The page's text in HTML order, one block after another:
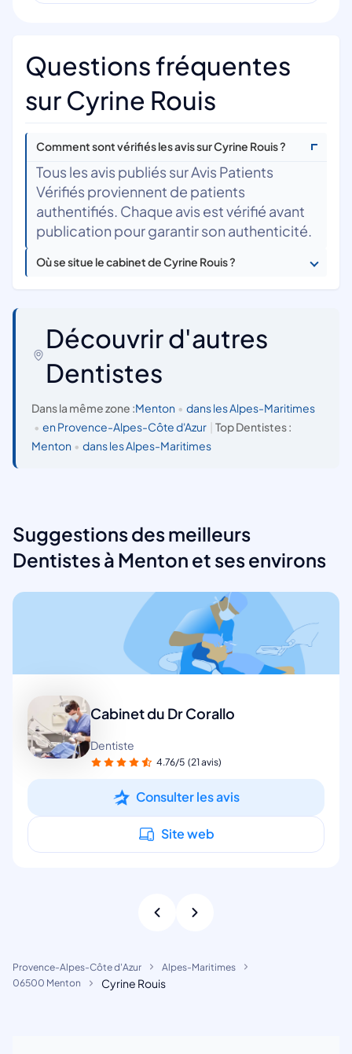
Questions fréquentes
sur Cyrine Rouis
Comment sont vérifiés les avis sur Cyrine Rouis ?
Tous les avis publiés sur Avis Patients
Vérifiés proviennent de patients
authentifiés. Chaque avis est vérifié avant
publication pour garantir son authenticité.
Où se situe le cabinet de Cyrine Rouis ?
Découvrir d'autres
Dentistes
Dans la même zone :Menton • dans les Alpes-Maritimes
• en Provence-Alpes-Côte d'Azur
Top Dentistes :
Menton • dans les Alpes-Maritimes
Suggestions des meilleurs
Dentistes à Menton et ses environs
Cabinet du Dr Corallo
Dentiste
4.76/5 (21 avis)
Consulter les avis
Site web
Provence-Alpes-Côte d'Azur
Alpes-Maritimes
06500 Menton
Cyrine Rouis